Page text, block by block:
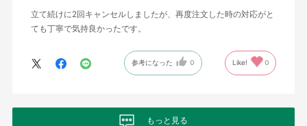
立て続けに2回キャンセルしましたが、再度注文した時の対応がと
ても丁寧で気持良かったです。
参考になった 0 Like! 0
もっと見る